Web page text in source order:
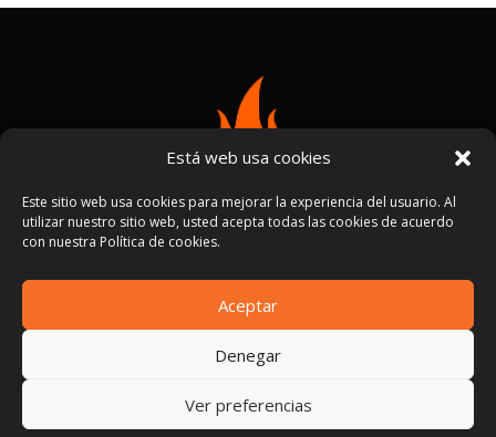
Está web usa cookies
Este sitio web usa cookies para mejorar la experiencia del usuario. Al
utilizar nuestro sitio web, usted acepta todas las cookies de acuerdo
con nuestra Política de cookies.
Aceptar
Denegar
Ver preferencias
Términos y condiciones|Políticas de privacidad